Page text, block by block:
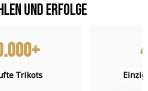
und Erfolge
Trikots